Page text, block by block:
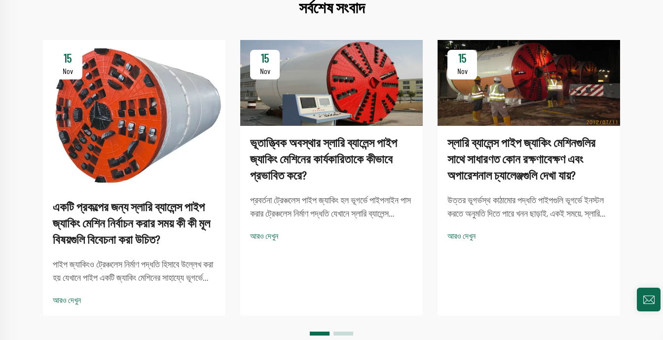
সর্বশেষ সংবাদ
15
Nov
একটি প্রকল্পের জন্য স্লারি ব্যালেন্স পাইপ
জ্যাকিং মেশিন নির্বাচন করার সময় কী কী মূল
বিষয়গুলি বিবেচনা করা উচিত?
পাইপ জ্যাকিংও ট্রেঞ্চলেস নির্মাণ পদ্ধতি হিসাবে উল্লেখ করা
হয় যেখানে পাইপ একটি জ্যাকিং মেশিনের সাহায্যে ভূগর্ভে
সুইভেলগুলি বিশেষভাবে জটিল মাটি সমস্যাগুলি সমাধান করতে
আরও দেখুন
15
Nov
ভূতাত্ত্বিক অবস্থার স্লারি ব্যালেন্স পাইপ
জ্যাকিং মেশিনের কার্যকারিতাকে কীভাবে
প্রভাবিত করে?
প্রবর্তনা ট্রেঞ্চলেস পাইপ জ্যাকিং হল ভূগর্ভে পাইপলাইন পাস
করার ট্রেঞ্চলেস নির্মাণ পদ্ধতি যেখানে স্লারি ব্যালেন্স
অপারেশনের জন্য গুরুত্বপূর্ণ। এগুলি সবচেয়ে গুরুত্বপূর্ণ
আরও দেখুন
15
Nov
স্লারি ব্যালেন্স পাইপ জ্যাকিং মেশিনগুলির
সাথে সাধারণত কোন রক্ষণাবেক্ষণ এবং
অপারেশনাল চ্যালেঞ্জগুলি দেখা যায়?
উত্তর ভূগর্ভস্থ কাঠামোর পদ্ধতি পাইপগুলি ভূগর্ভে ইনস্টল
করতে অনুমতি দিতে পারে খনন ছাড়াই, একই সময়ে, স্লারি
ট্রেঞ্চলেস উন্নয়নের জন্য একটি অপরিহার্য। যদিও এই
আরও দেখুন
আরও